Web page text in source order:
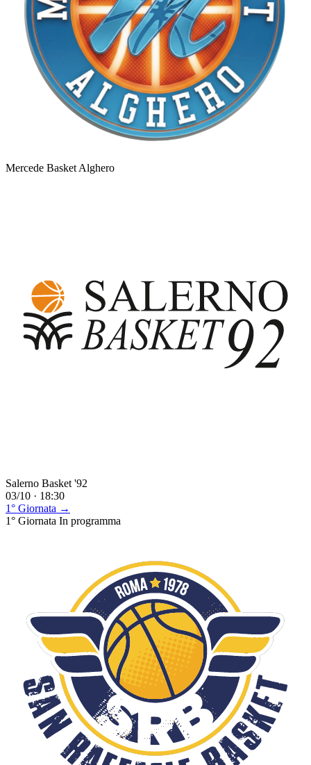
Mercede Basket Alghero
Salerno Basket '92
03/10 · 18:30
1° Giornata →
1° Giornata In programma